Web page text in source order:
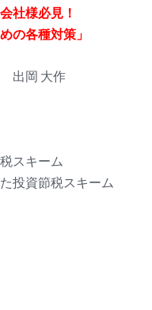
社様必見！
の各種対策」
出岡 大作
スキーム
投資節税スキーム